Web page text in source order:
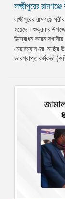
লক্ষ্মীপুরের
লক্ষ্মীপুরের রামগঞ্জে
হয়েছে। শুক্রবার
উদ্বোধন করেন
চেয়ারম্যান মো. নাছির
ভারপ্রাপ্ত কর্মকর্তা